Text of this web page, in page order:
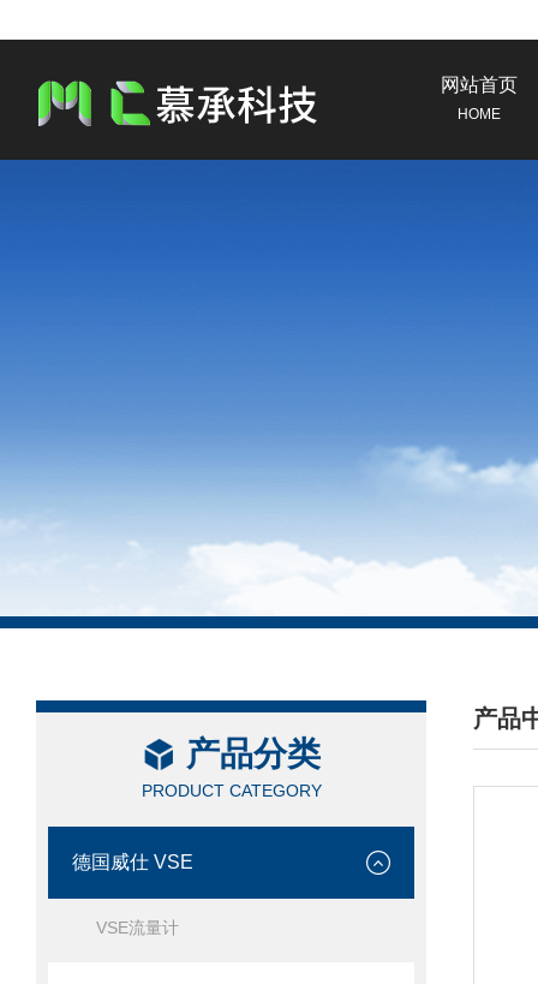
网站首页
HOME
产品分类
PRODUCT CATEGORY
德国威仕 VSE
VSE流量计
产品
/